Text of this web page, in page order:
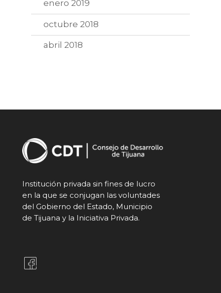
enero 2019
octubre 2018
abril 2018
Institución privada sin fines de lucro
en la que se conjugan las voluntades
del Gobierno del Estado, Municipio
de Tijuana y la Iniciativa Privada.